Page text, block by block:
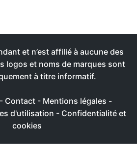
et n’est affilié à aucune des
logos et noms de marques sont
à titre informatif.
Contact - Mentions légales -
d'utilisation - Confidentialité et
cookies